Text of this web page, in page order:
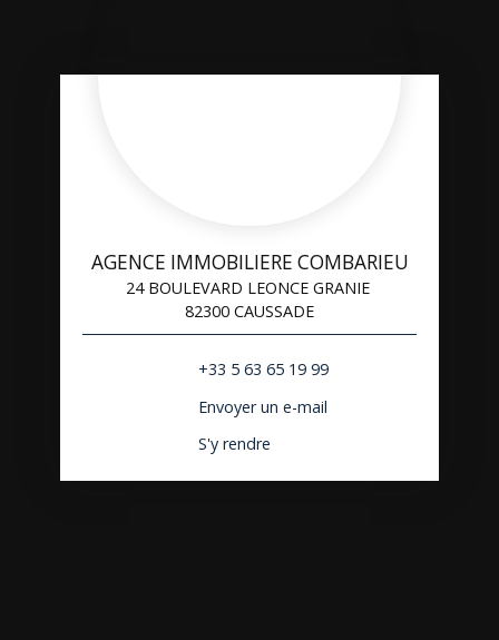
AGENCE IMMOBILIERE COMBARIEU
24 BOULEVARD LEONCE GRANIE
82300 CAUSSADE
+33 5 63 65 19 99
Envoyer un e-mail
S'y rendre